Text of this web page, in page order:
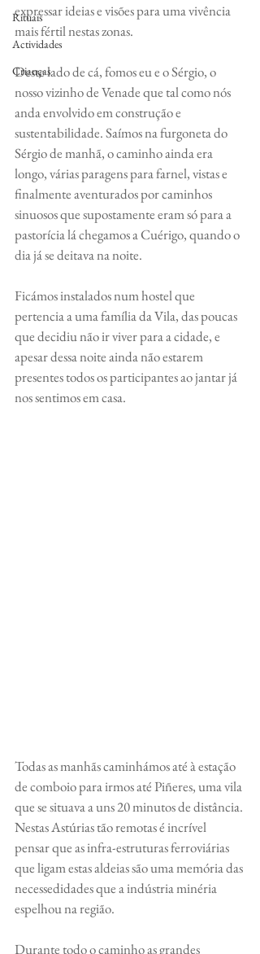
Rituais
Actividades
Crianças
expressar ideias e visões para uma vivência
mais fértil nestas zonas.
Deste lado de cá, fomos eu e o Sérgio, o
nosso vizinho de Venade que tal como nós
anda envolvido em construção e
sustentabilidade. Saímos na furgoneta do
Sérgio de manhã, o caminho ainda era
longo, várias paragens para farnel, vistas e
finalmente aventurados por caminhos
sinuosos que supostamente eram só para a
pastorícia lá chegamos a Cuérigo, quando o
dia já se deitava na noite.
Ficámos instalados num hostel que
pertencia a uma família da Vila, das poucas
que decidiu não ir viver para a cidade, e
apesar dessa noite ainda não estarem
presentes todos os participantes ao jantar já
nos sentimos em casa.
Todas as manhãs caminhámos até à estação
de comboio para irmos até Piñeres, uma vila
que se situava a uns 20 minutos de distância.
Nestas Astúrias tão remotas é incrível
pensar que as infra-estruturas ferroviárias
que ligam estas aldeias são uma memória das
necessedidades que a indústria minéria
espelhou na região.
Durante todo o caminho as grandes